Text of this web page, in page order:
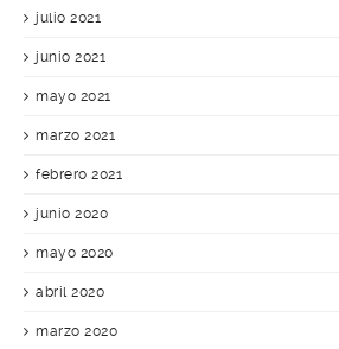
julio 2021
junio 2021
mayo 2021
marzo 2021
febrero 2021
junio 2020
mayo 2020
abril 2020
marzo 2020